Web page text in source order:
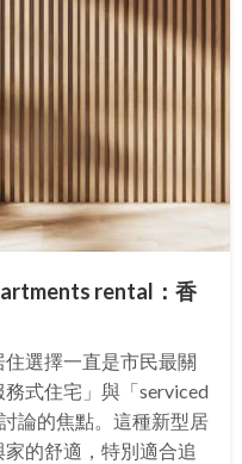
rental：香
選擇一直是市民最關
式住宅」與「serviced
論的焦點。這種新型居
的舒適，特別適合追